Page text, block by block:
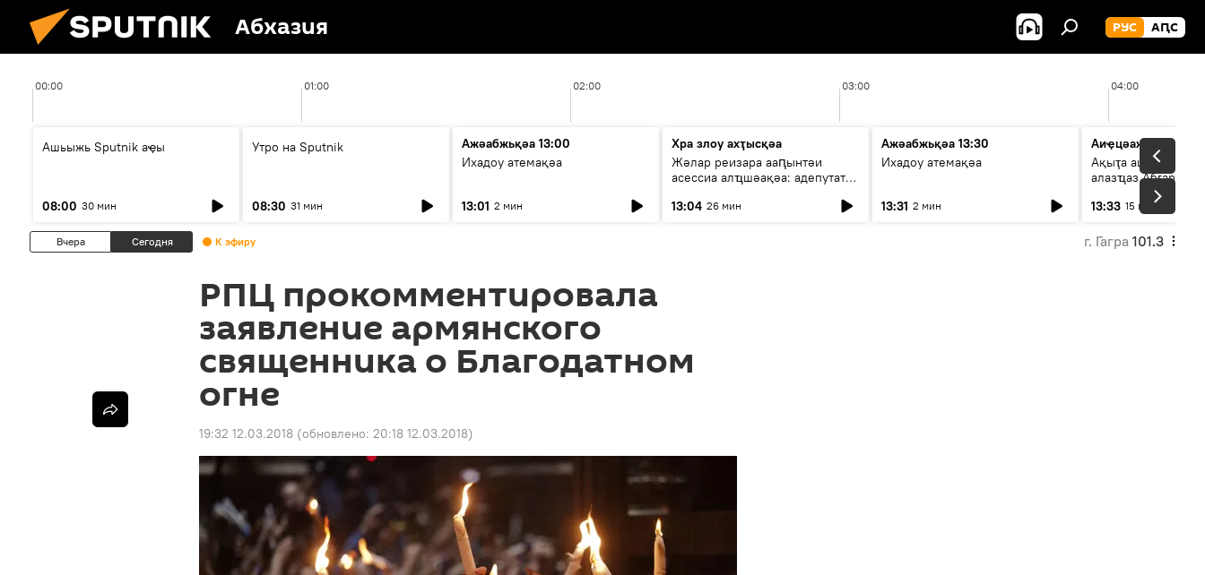
Абхазия РУС АԤС
00:00 01:00 02:00 03:00 04:00
Ашьыжь Sputnik аҿы
08:00 30 мин
Утро на Sputnik
08:30 31 мин
Ажәабжьқәа 13:00
Ихадоу атемақәа
13:01 2 мин
Хра злоу ахҭысқәа
Жәлар реизара ааԥынтәи
асессиа алҵшәақәа: адепутат
13:04 26 мин
Ажәабжьқәа 13:30
Ихадоу атемақәа
13:31 2 мин
Аиҿцәажәара
Ақыҭа ацхрааразы
алазҵаз
адепутат
13:33 15 мин
Вчера Сегодня К эфиру г. Гагра 101.3
РПЦ прокомментировала
заявление армянского
священника о Благодатном
огне
19:32 12.03.2018 (обновлено: 20:18 12.03.2018)